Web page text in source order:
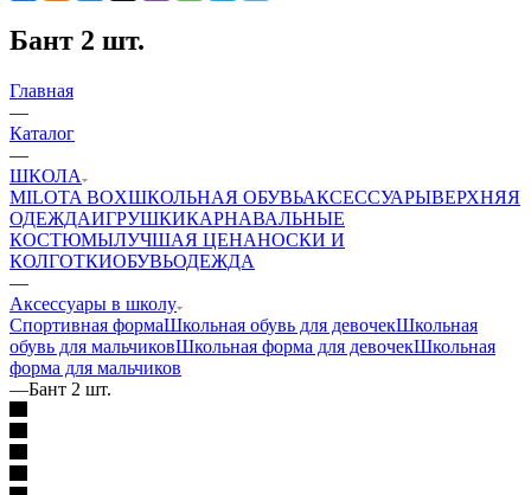
Бант 2 шт.
Главная
—
Каталог
—
ШКОЛА
MILOTA BOXШКОЛЬНАЯ ОБУВЬАКСЕССУАРЫВЕРХНЯЯ
ОДЕЖДАИГРУШКИКАРНАВАЛЬНЫЕ
КОСТЮМЫЛУЧШАЯ ЦЕНАНОСКИ И
КОЛГОТКИОБУВЬОДЕЖДА
—
Аксессуары в школу
Спортивная формаШкольная обувь для девочекШкольная
обувь для мальчиковШкольная форма для девочекШкольная
форма для мальчиков
—Бант 2 шт.